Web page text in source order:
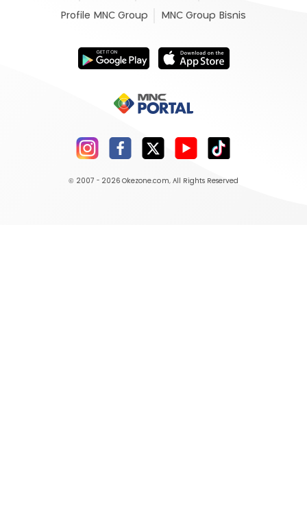
Profile MNC Group MNC Group Bisnis
© 2007 - 2026 Okezone.com, All Rights Reserved